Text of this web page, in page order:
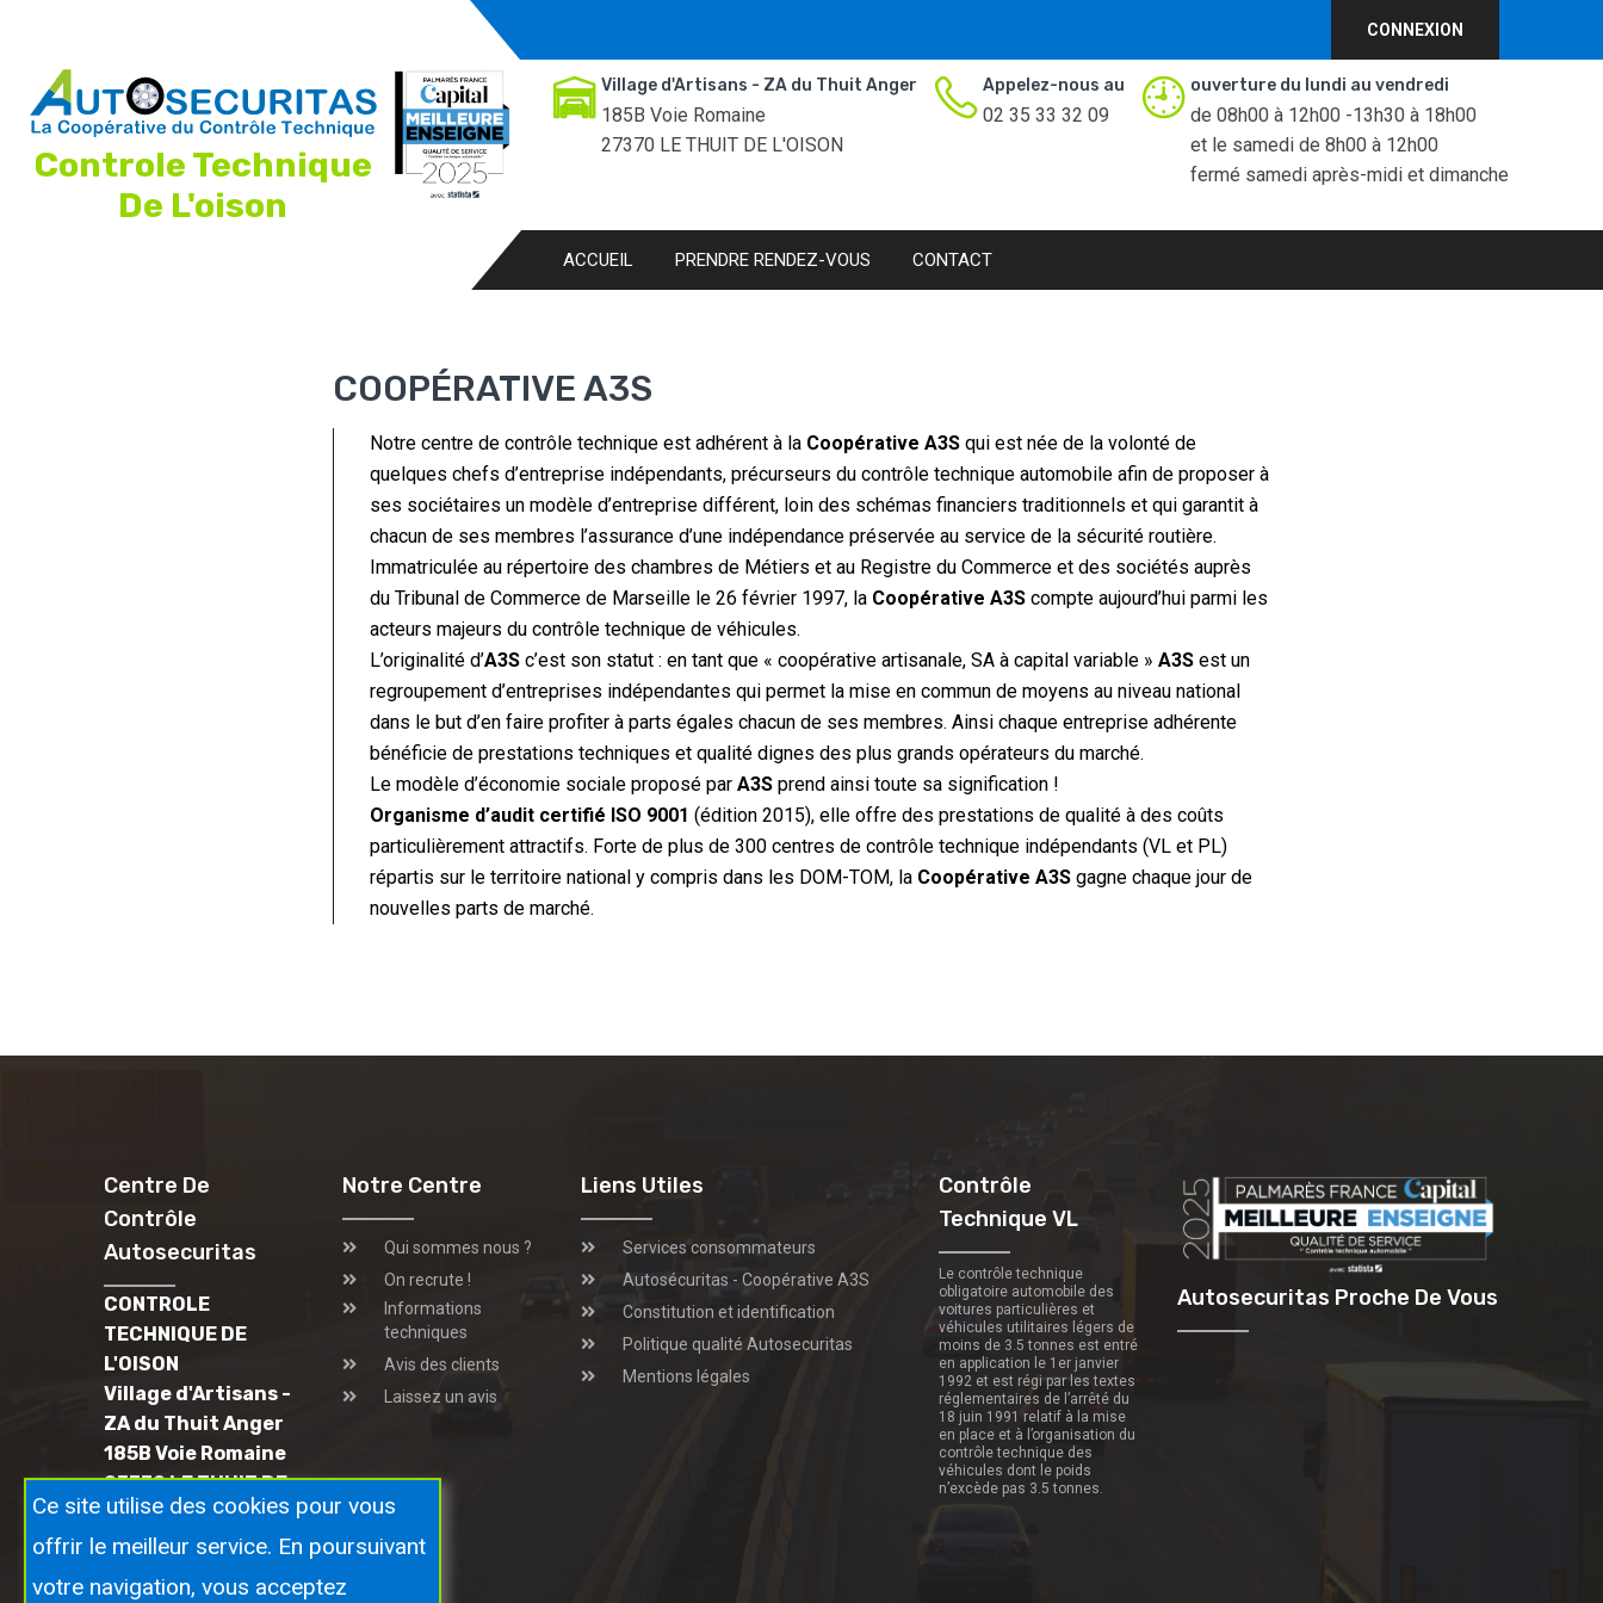
CONNEXION
Controle Technique
De L'oison
Village d'Artisans - ZA du Thuit Anger
185B Voie Romaine
27370 LE THUIT DE L'OISON
Appelez-nous au
02 35 33 32 09
ouverture du lundi au vendredi
de 08h00 à 12h00 -13h30 à 18h00
et le samedi de 8h00 à 12h00
fermé samedi après-midi et dimanche
ACCUEIL PRENDRE RENDEZ-VOUS CONTACT
COOPÉRATIVE A3S
Notre centre de contrôle technique est adhérent à la Coopérative A3Squi est née de la volonté de
quelques chefs d’entreprise indépendants, précurseurs du contrôle technique automobile afin de proposer à
ses sociétaires un modèle d’entreprise différent, loin des schémas financiers traditionnels et qui garantit à
chacun de ses membres l’assurance d’une indépendance préservée au service de la sécurité routière.
Immatriculée au répertoire des chambres de Métiers et au Registre du Commerce et des sociétés auprès
du Tribunal de Commerce de Marseille le 26 février 1997, la Coopérative A3Scompte aujourd’hui parmi les
acteurs majeurs du contrôle technique de véhicules.
L’originalité d’A3Sc’est son statut : en tant que « coopérative artisanale, SA à capital variable » A3Sest un
regroupement d’entreprises indépendantes qui permet la mise en commun de moyens au niveau national
dans le but d’en faire profiter à parts égales chacun de ses membres. Ainsi chaque entreprise adhérente
bénéficie de prestations techniques et qualité dignes des plus grands opérateurs du marché.
Le modèle d’économie sociale proposé par A3Sprend ainsi toute sa signification !
Organisme d’audit certifié ISO 9001 (édition 2015), elle offre des prestations de qualité à des coûts
particulièrement attractifs. Forte de plus de 300 centres de contrôle technique indépendants (VL et PL)
répartis sur le territoire national y compris dans les DOM-TOM, la Coopérative A3Sgagne chaque jour de
nouvelles parts de marché.
Centre De
Contrôle
Autosecuritas
CONTROLE
TECHNIQUE DE
L'OISON
Village d'Artisans -
ZA du Thuit Anger
185B Voie Romaine
27370 LE THUIT DE
L'OISON
02 35 33 32 09
Notre Centre
Qui sommes nous ?
On recrute !
Informations
techniques
Avis des clients
Laissez un avis
Liens Utiles
Services consommateurs
Autosécuritas - Coopérative A3S
Constitution et identification
Politique qualité Autosecuritas
Mentions légales
Contrôle
Technique VL
Le contrôle technique
obligatoire automobile des
voitures particulières et
véhicules utilitaires légers de
moins de 3.5 tonnes est entré
en application le 1er janvier
1992 et est régi par les textes
réglementaires de l’arrêté du
18 juin 1991 relatif à la mise
en place et à l’organisation du
contrôle technique des
véhicules dont le poids
n’excède pas 3.5 tonnes.
Autosecuritas Proche De Vous
Ce site utilise des cookies pour vous
offrir le meilleur service. En poursuivant
votre navigation, vous acceptez